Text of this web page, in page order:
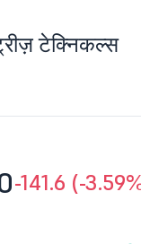
टेक्निकल्स
-141.6 (-